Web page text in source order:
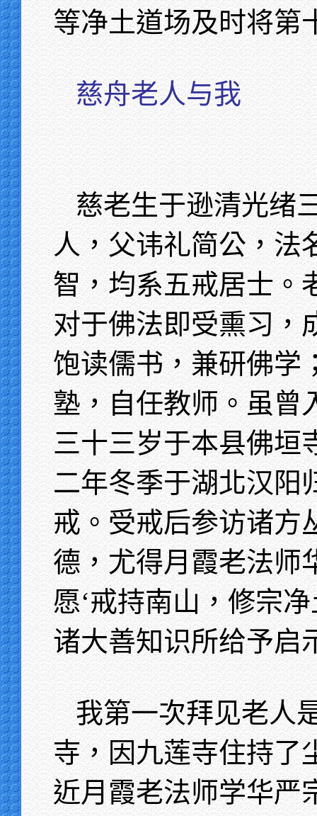
等净土道场及时将第
慈舟老人与我
慈老生于逊清光绪
人，父讳礼简公，法
智，均系五戒居士。
对于佛法即受熏习，
饱读儒书，兼研佛学
塾，自任教师。虽曾
三十三岁于本县佛垣
二年冬季于湖北汉阳
戒。受戒后参访诸方
德，尤得月霞老法师
愿‘戒持南山，修宗
诸大善知识所给予启
我第一次拜见老人
寺，因九莲寺住持了
近月霞老法师学华严